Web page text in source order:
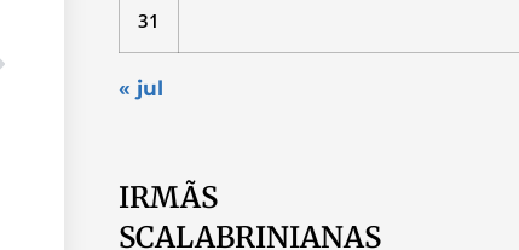
31
« jul
IRMÃS
SCALABRINIANAS